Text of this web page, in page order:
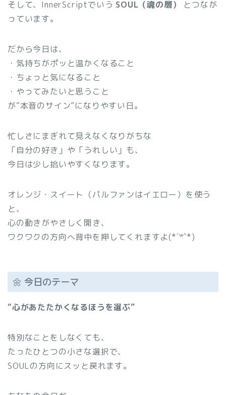
そして、InnerScriptでいう SOUL（魂の層）
とつなが
っています。
だから今日は、
・気持ちがポッと温かくなること
・ちょっと気になること
・やってみたいと思うこと
が“本音のサイン”になりやすい日。
忙しさにまぎれて見えなくなりがちな
「自分の好き」や「うれしい」も、
今日は少し拾いやすくなります。
オレンジ・スイート（パルファンはイエロー）を使う
と、
心の動きがやさしく開き、
ワクワクの方向へ背中を押してくれますよ(*´꒳`*)
🌼 今日のテーマ
“心があたたかくなるほうを選ぶ”
特別なことをしなくても、
たったひとつの小さな選択で、
SOULの方向にスッと戻れます。